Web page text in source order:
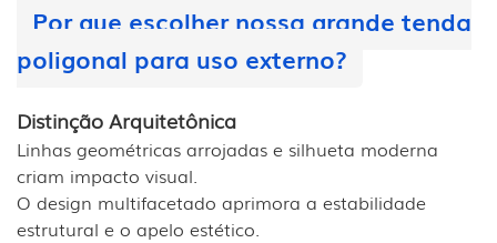
Por que escolher nossa grande tenda
poligonal para uso externo?
Distinção Arquitetônica
Linhas geométricas arrojadas e silhueta moderna
criam impacto visual.
O design multifacetado aprimora a estabilidade
estrutural e o apelo estético.